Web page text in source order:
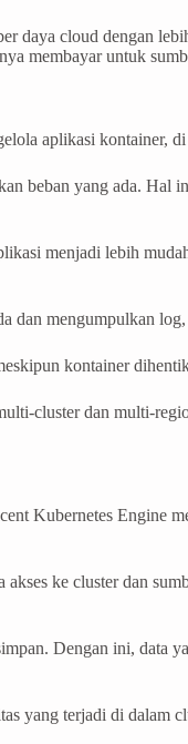
daya cloud dengan
membayar untuk
aplikasi kontainer, di
beban yang ada. Hal
menjadi lebih
mengumpulkan
kontainer
cluster dan multi-
Kubernetes
akses ke cluster dan
Dengan ini, data
yang terjadi di dalam